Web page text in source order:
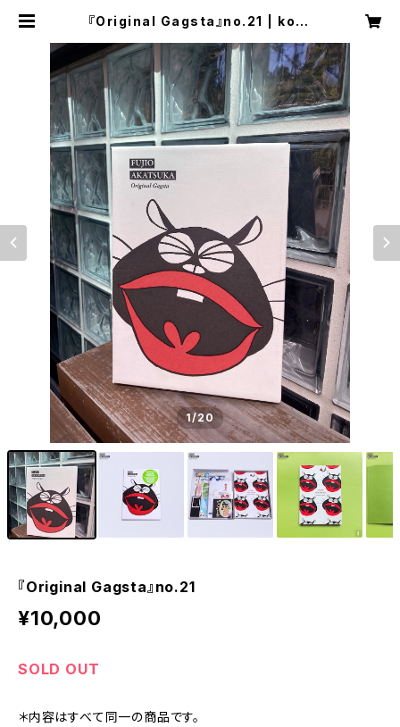
『Original Gagsta』no.21 | kore
1/20
『Original Gagsta』no.21
¥10,000
SOLD OUT
＊内容はすべて同一の商品です。